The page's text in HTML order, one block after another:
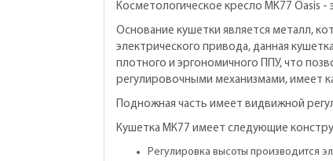
Косметологическое кресло MK77
Основание кушетки является металл,
электрического привода, данная
плотного и эргономичного ППУ, что
регулировочными механизмами, имеет
Подножная часть имеет видвижной
Кушетка МК77 имеет следующие
Регулировка высоты производится